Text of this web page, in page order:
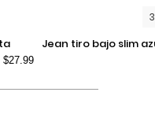
$27.99
jean tiro bajo slim azul intenso ajustado